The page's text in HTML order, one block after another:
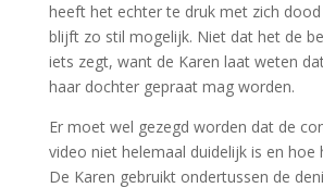
heeft het echter te druk met zich
blijft zo stil mogelijk. Niet dat het de
iets zegt, want de Karen laat weten
haar dochter gepraat mag worden.
Er moet wel gezegd worden dat de
video niet helemaal duidelijk is en hoe
De Karen gebruikt ondertussen de